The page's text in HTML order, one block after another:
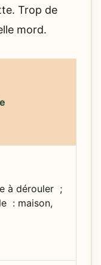
Trop de
mord.
à dérouler ;
: maison,